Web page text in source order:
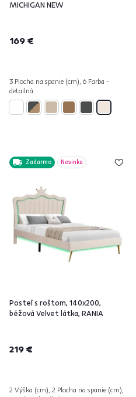
MICHIGAN NEW
169 €
3 Plocha na spanie (cm), 6 Farba -
detailná
Zadarmo Novinka
Posteľ s roštom, 140x200,
béžová Velvet látka, RANIA
219 €
2 Výška (cm), 2 Plocha na spanie (cm),